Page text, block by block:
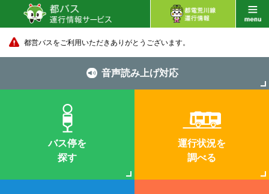
都営バスをご利用いただきありがとうございます。
音声読み上げ対応
バス停を
探す
運行状況を
調べる